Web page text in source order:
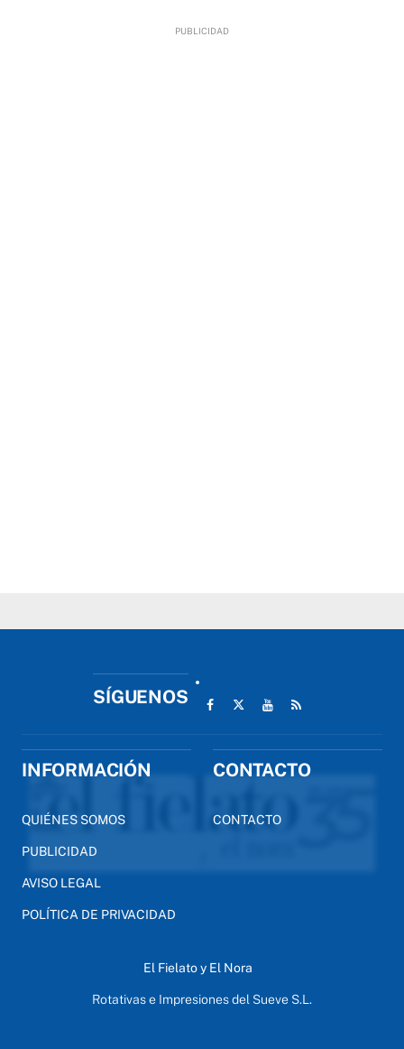
SÍGUENOS
INFORMACIÓN
QUIÉNES SOMOS
PUBLICIDAD
AVISO LEGAL
POLÍTICA DE PRIVACIDAD
CONTACTO
CONTACTO
El Fielato y El Nora
Rotativas e Impresiones del Sueve S.L.